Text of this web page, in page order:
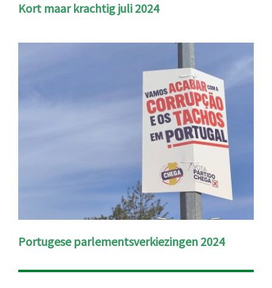
Kort maar krachtig juli 2024
Portugese parlementsverkiezingen 2024